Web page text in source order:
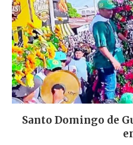
Santo Domingo de